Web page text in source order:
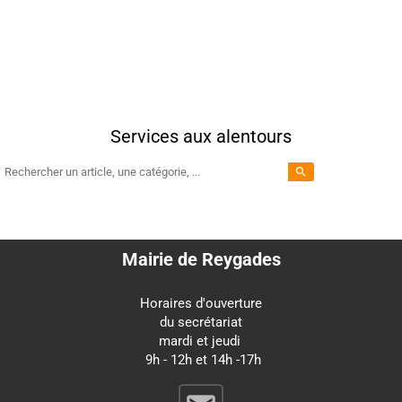
Services aux alentours
search
Mairie de Reygades
Horaires d'ouverture
du secrétariat
mardi et jeudi
9h - 12h et 14h -17h